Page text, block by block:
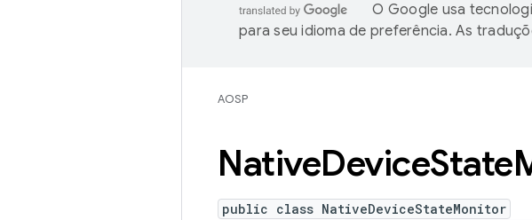
O Google usa
para seu idioma de preferência. As
AOSP
NativeDeviceState
public class NativeDeviceStateMonitor